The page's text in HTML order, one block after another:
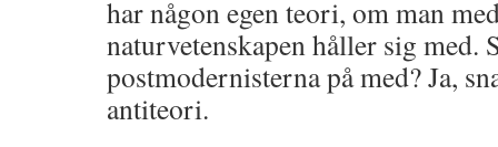
har någon egen teori, om man
naturvetenskapen håller sig med.
postmodernisterna på med? Ja,
antiteori.